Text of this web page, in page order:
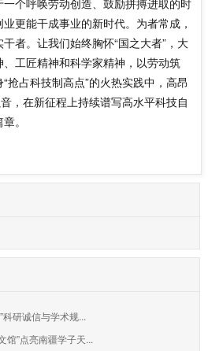
更能干成事业的新时代。为者常成，
者。让我们始终胸怀“国之大者”，大
工匠精神和科学家精神，以劳动筑
抢占科技制高点”的火热实践中，高昂
，在新征程上持续谱写高水平科技自
。
科研诚信与学术规...
馆”点亮南疆学子天...